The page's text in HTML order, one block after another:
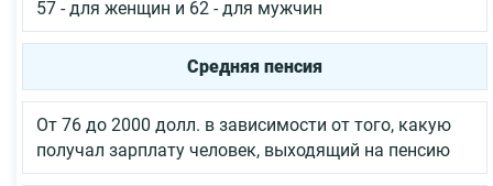
57 - для женщин и 62 - для мужчин
Средняя пенсия
От 76 до 2000 долл. в зависимости от того, какую
получал зарплату человек, выходящий на пенсию